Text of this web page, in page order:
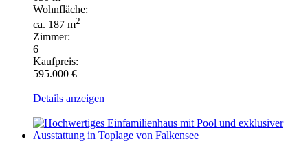
Wohnfläche:
ca. 187 m2
Zimmer:
6
Kaufpreis:
595.000 €
Details anzeigen